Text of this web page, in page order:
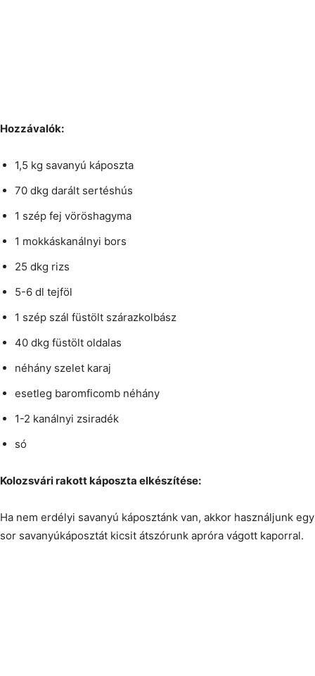
Hozzávalók:
1,5 kg savanyú káposzta
70 dkg darált sertéshús
1 szép fej vöröshagyma
1 mokkáskanálnyi bors
25 dkg rizs
5-6 dl tejföl
1 szép szál füstölt szárazkolbász
40 dkg füstölt oldalas
néhány szelet karaj
esetleg baromficomb néhány
1-2 kanálnyi zsiradék
só
Kolozsvári rakott káposzta elkészítése:
Ha nem erdélyi savanyú káposztánk van, akkor használjunk
sor savanyúkáposztát kicsit átszórunk apróra vágott kaporral.